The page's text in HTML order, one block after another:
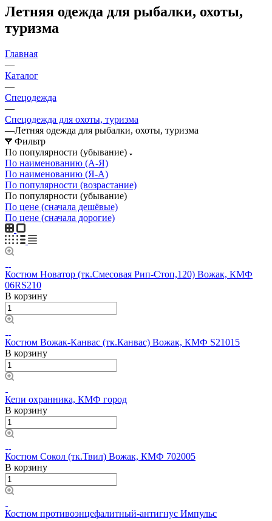
Летняя одежда для рыбалки, охоты,
туризма
Главная
—
Каталог
—
Спецодежда
—
Спецодежда для охоты, туризма
—Летняя одежда для рыбалки, охоты, туризма
Фильтр
По популярности (убывание)
По наименованию (А-Я)
По наименованию (Я-А)
По популярности (возрастание)
По популярности (убывание)
По цене (сначала дешёвые)
По цене (сначала дорогие)
Костюм Новатор (тк.Смесовая Рип-Стоп,120) Вожак, КМФ
06RS210
В корзину
Костюм Вожак-Канвас (тк.Канвас) Вожак, КМФ S21015
В корзину
Кепи охранника, КМФ город
В корзину
Костюм Сокол (тк.Твил) Вожак, КМФ 702005
В корзину
Костюм противоэнцефалитный-антигнус Импульс